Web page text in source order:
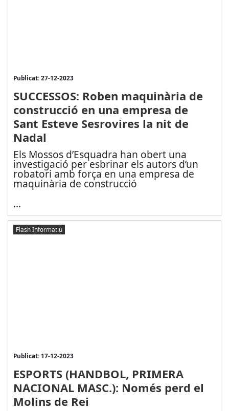
Publicat: 27-12-2023
SUCCESSOS: Roben maquinària de
construcció en una empresa de
Sant Esteve Sesrovires la nit de
Nadal
Els Mossos d’Esquadra han obert una
investigació per esbrinar els autors d’un
robatori amb força en una empresa de
maquinària de construcció
...
Flash Informatiu
Publicat: 17-12-2023
ESPORTS (HANDBOL, PRIMERA
NACIONAL MASC.): Només perd el
Molins de Rei